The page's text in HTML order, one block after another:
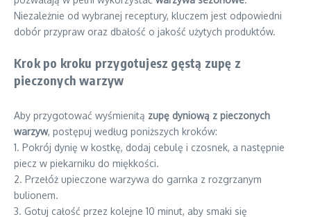
Niezależnie od wybranej receptury, kluczem jest odpowiedni
dobór przypraw oraz dbałość o jakość użytych produktów.
Krok po kroku przygotujesz gęstą zupę z
pieczonych warzyw
Aby przygotować wyśmienitą zupę dyniową z pieczonych
warzyw, postępuj według poniższych kroków:
1. Pokrój dynię w kostkę, dodaj cebulę i czosnek, a następnie
piecz w piekarniku do miękkości.
2. Przełóż upieczone warzywa do garnka z rozgrzanym
bulionem.
3. Gotuj całość przez kolejne 10 minut, aby smaki się